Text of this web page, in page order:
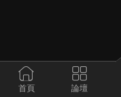
首頁 論壇